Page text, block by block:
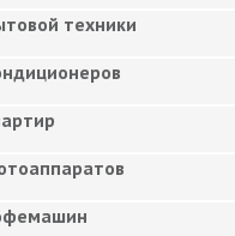
техники